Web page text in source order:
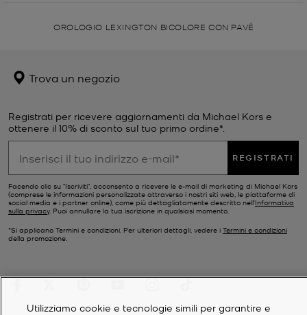
OROLOGIO LEXINGTON BICOLORE CON PAVÉ
Trova un negozio
Registrati per ricevere aggiornamenti da Michael Kors e
ottenere il 10% di sconto sul tuo primo ordine*.
REGISTRATI
Facendo clic su "Iscriviti", acconsento a ricevere le e-mail di marketing di Michael Kors
(comprese le informazioni personalizzate attraverso i nostri siti web, le piattaforme di
social media e i partner online), come più dettagliatamente descritto nell’Informativa
sulla privacy. Puoi annullare la tua iscrizione in qualsiasi momento.
*Si applicano Termini e condizioni. Per ulteriori dettagli, vedere i Termini e condizioni
della promozione.
Utilizziamo cookie e tecnologie simili per garantire e